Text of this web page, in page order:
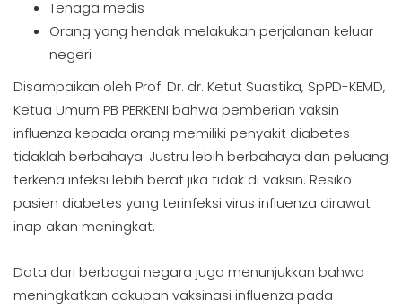
Tenaga medis
Orang yang hendak melakukan perjalanan keluar
negeri
Disampaikan oleh Prof. Dr. dr. Ketut Suastika, SpPD-KEMD,
Ketua Umum PB PERKENI bahwa pemberian vaksin
influenza kepada orang memiliki penyakit diabetes
tidaklah berbahaya. Justru lebih berbahaya dan peluang
terkena infeksi lebih berat jika tidak di vaksin. Resiko
pasien diabetes yang terinfeksi virus influenza dirawat
inap akan meningkat.
Data dari berbagai negara juga menunjukkan bahwa
meningkatkan cakupan vaksinasi influenza pada